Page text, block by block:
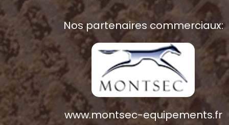
Nos partenaires commerciaux:
www.montsec-equipements.fr